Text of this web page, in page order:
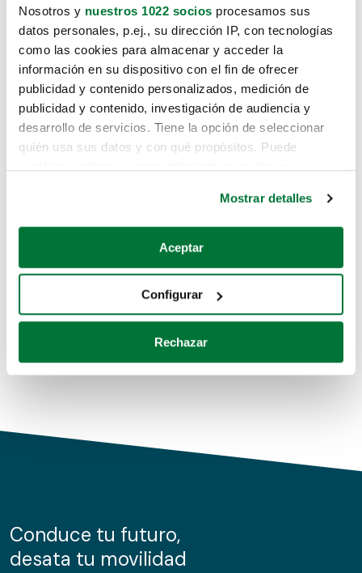
Nosotros y nuestros 1022 socios procesamos sus
datos personales, p.ej., su dirección IP, con tecnologías
como las cookies para almacenar y acceder la
información en su dispositivo con el fin de ofrecer
publicidad y contenido personalizados, medición de
publicidad y contenido, investigación de audiencia y
desarrollo de servicios. Tiene la opción de seleccionar
quién usa sus datos y con qué propósitos. Puede
Si lo permite, también quisiéramos:
Recopilar información sobre su ubicación geográfica
Identificar su dispositivo analizándolo activamente
para buscar características específicas (huellas
Obtenga más información sobre cómo se procesan sus
de cookies.
información sobre el uso que haga del sitio web con
nuestros partners de redes sociales, publicidad y análisis
Mostrar detalles
Aceptar
Configurar
Rechazar
Lo sentimos, no sabemos como
te hemos traido hasta aquí.
Pero puedes encontrar el coche que estás
buscando en alguno de estos enlaces:
Coches de segunda mano
Coches de km0
Conduce tu futuro,
desata tu movilidad